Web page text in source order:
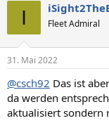
e
:
I Fleet Admiral
31. Mai 2022
@csch92 Das ist
da werden
aktualisiert sondern